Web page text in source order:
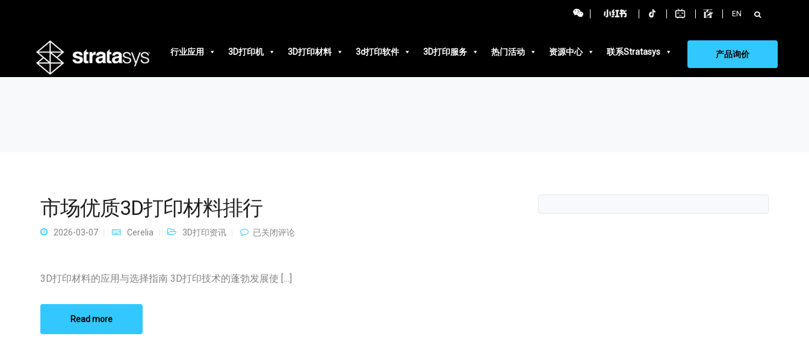
EN 搜
索：
行业应用
3D打印机 3D打印材料 3d打印软件 3D打印服务 热门活动 资源中心 联系Stratasys 产品询价
市场优质3D打印材料排行
2026-03-07 Cerelia 3D打印资讯
市
3D
打
已关闭评论
3D打印材料的应用与选择指南 3D打印技术的蓬勃发展使 […]
Read more